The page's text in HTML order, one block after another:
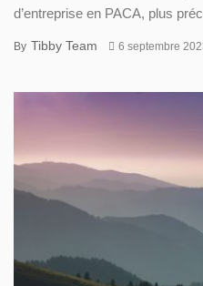
d’entreprise en PACA, plus
By Tibby Team 6 septembre